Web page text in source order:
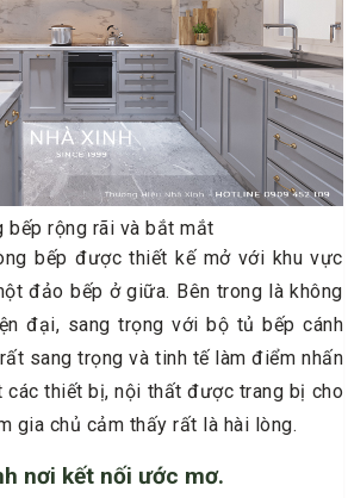
bếp rộng rãi và bắt mắt
bếp được thiết kế mở với khu vực
đảo bếp ở giữa. Bên trong là không
đại, sang trọng với bộ tủ bếp cánh
sang trọng và tinh tế làm điểm nhấn
các thiết bị, nội thất được trang bị cho
gia chủ cảm thấy rất là hài lòng.
nơi kết nối ước mơ.